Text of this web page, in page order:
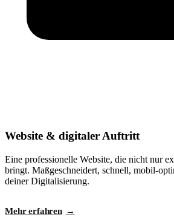
Website & digitaler Auftritt
Eine professionelle Website, die nicht nur
bringt. Maßgeschneidert, schnell, mobil-
deiner Digitalisierung.
Mehr erfahren